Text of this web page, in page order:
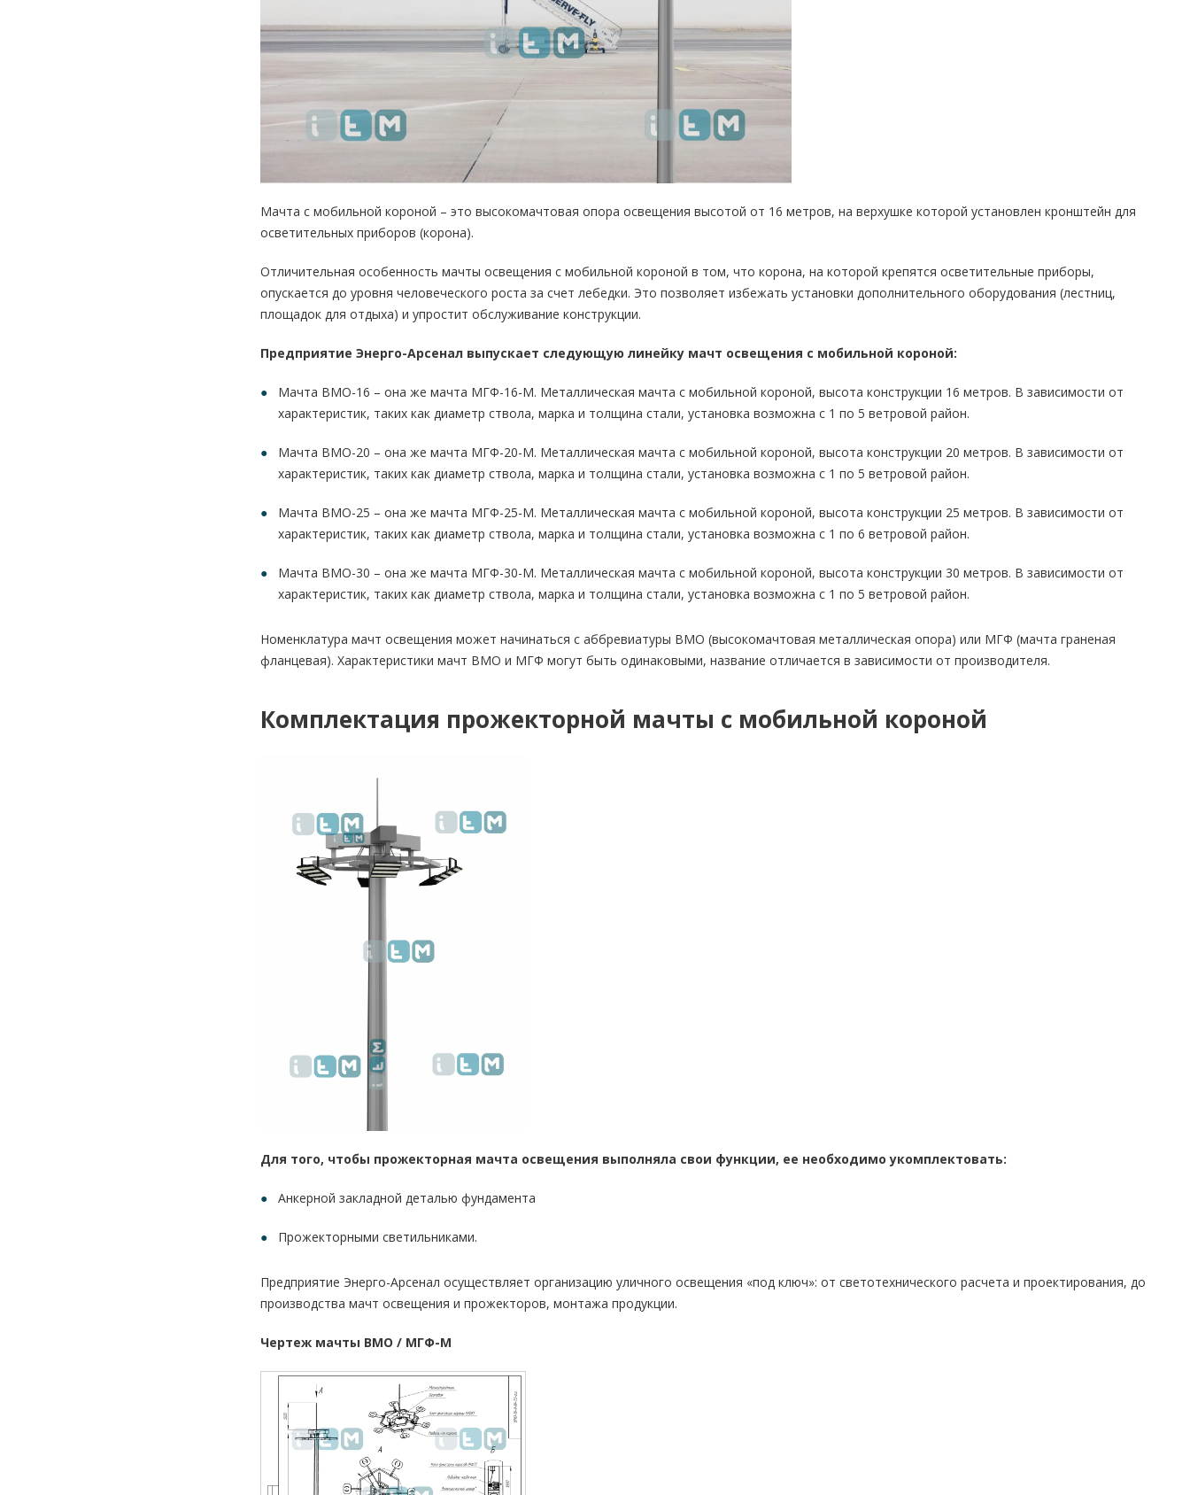
Мачта с мобильной короной – это высокомачтовая опора освещения высотой от 16 метров, на верхушке которой установлен кронштейн для
осветительных приборов (корона).
Отличительная особенность мачты освещения с мобильной короной в том, что корона, на которой крепятся осветительные приборы,
опускается до уровня человеческого роста за счет лебедки. Это позволяет избежать установки дополнительного оборудования (лестниц,
площадок для отдыха) и упростит обслуживание конструкции.
Предприятие Энерго-Арсенал выпускает следующую линейку мачт освещения с мобильной короной:
Мачта ВМО-16 – она же мачта МГФ-16-М. Металлическая мачта с мобильной короной, высота конструкции 16 метров. В зависимости от
характеристик, таких как диаметр ствола, марка и толщина стали, установка возможна с 1 по 5 ветровой район.
Мачта ВМО-20 – она же мачта МГФ-20-М. Металлическая мачта с мобильной короной, высота конструкции 20 метров. В зависимости от
характеристик, таких как диаметр ствола, марка и толщина стали, установка возможна с 1 по 5 ветровой район.
Мачта ВМО-25 – она же мачта МГФ-25-М. Металлическая мачта с мобильной короной, высота конструкции 25 метров. В зависимости от
характеристик, таких как диаметр ствола, марка и толщина стали, установка возможна с 1 по 6 ветровой район.
Мачта ВМО-30 – она же мачта МГФ-30-М. Металлическая мачта с мобильной короной, высота конструкции 30 метров. В зависимости от
характеристик, таких как диаметр ствола, марка и толщина стали, установка возможна с 1 по 5 ветровой район.
Номенклатура мачт освещения может начинаться с аббревиатуры ВМО (высокомачтовая металлическая опора) или МГФ (мачта граненая
фланцевая). Характеристики мачт ВМО и МГФ могут быть одинаковыми, название отличается в зависимости от производителя.
Комплектация прожекторной мачты с мобильной короной
Для того, чтобы прожекторная мачта освещения выполняла свои функции, ее необходимо укомплектовать:
Анкерной закладной деталью фундамента
Прожекторными светильниками.
Предприятие Энерго-Арсенал осуществляет организацию уличного освещения «под ключ»: от светотехнического расчета и проектирования, до
производства мачт освещения и прожекторов, монтажа продукции.
Чертеж мачты ВМО / МГФ-М